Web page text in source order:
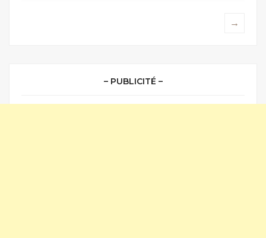
→
– PUBLICITÉ –